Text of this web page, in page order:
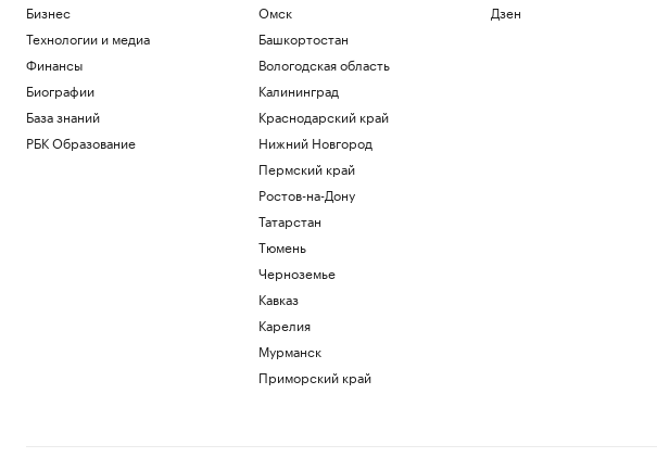
Бизнес
Технологии и медиа
Финансы
Биографии
База знаний
РБК Образование
Омск
Башкортостан
Вологодская область
Калининград
Краснодарский край
Нижний Новгород
Пермский край
Ростов-на-Дону
Татарстан
Тюмень
Черноземье
Кавказ
Карелия
Мурманск
Приморский край
Дзен